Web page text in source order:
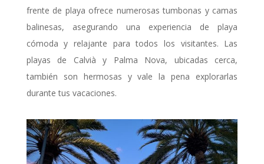
frente de playa ofrece numerosas tumbonas y camas
balinesas, asegurando una experiencia de playa
cómoda y relajante para todos los visitantes. Las
playas de Calvià y Palma Nova, ubicadas cerca,
también son hermosas y vale la pena explorarlas
durante tus vacaciones.